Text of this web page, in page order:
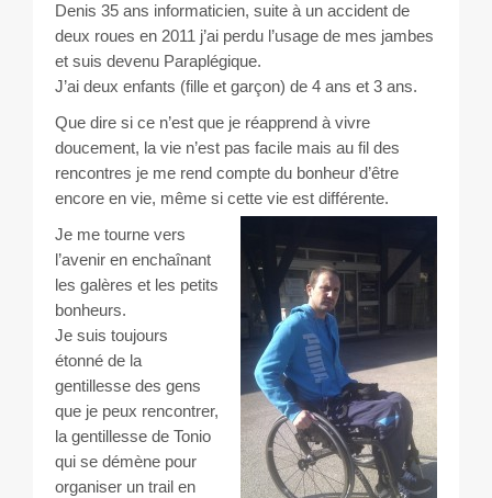
Denis 35 ans informaticien, suite à un accident de
deux roues en 2011 j’ai perdu l’usage de mes jambes
et suis devenu Paraplégique.
J’ai deux enfants (fille et garçon) de 4 ans et 3 ans.
Que dire si ce n’est que je réapprend à vivre
doucement, la vie n’est pas facile mais au fil des
rencontres je me rend compte du bonheur d’être
encore en vie, même si cette vie est différente.
Je me tourne vers
l’avenir en enchaînant
les galères et les petits
bonheurs.
Je suis toujours
étonné de la
gentillesse des gens
que je peux rencontrer,
la gentillesse de Tonio
qui se démène pour
organiser un trail en